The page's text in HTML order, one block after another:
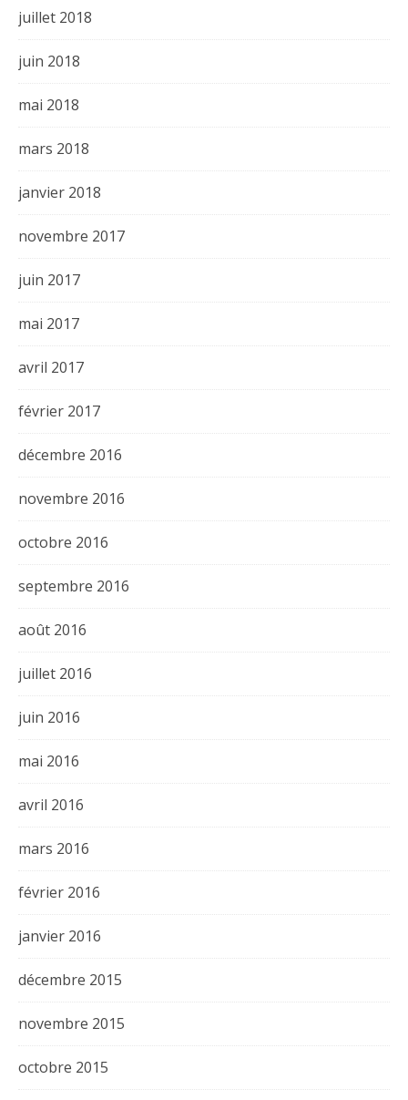
juillet 2018
juin 2018
mai 2018
mars 2018
janvier 2018
novembre 2017
juin 2017
mai 2017
avril 2017
février 2017
décembre 2016
novembre 2016
octobre 2016
septembre 2016
août 2016
juillet 2016
juin 2016
mai 2016
avril 2016
mars 2016
février 2016
janvier 2016
décembre 2015
novembre 2015
octobre 2015